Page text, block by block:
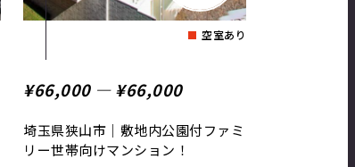
空室あり
¥66,000 ― ¥66,000
埼玉県狭山市｜敷地内公園付ファミ
リー世帯向けマンション！